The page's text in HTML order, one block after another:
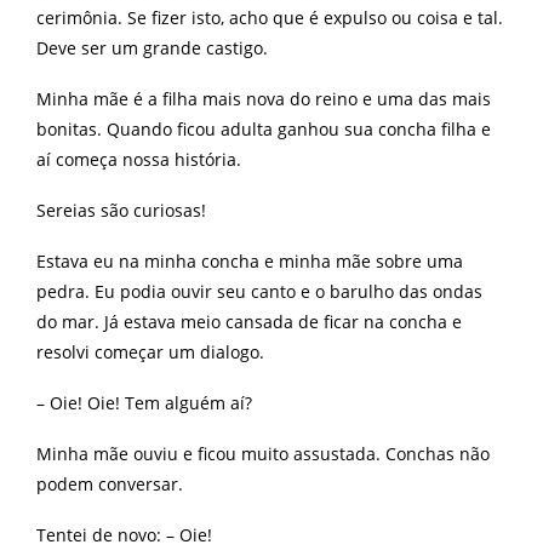
cerimônia. Se fizer isto, acho que é expulso ou coisa e tal.
Deve ser um grande castigo.
Minha mãe é a filha mais nova do reino e uma das mais
bonitas. Quando ficou adulta ganhou sua concha filha e
aí começa nossa história.
Sereias são curiosas!
Estava eu na minha concha e minha mãe sobre uma
pedra. Eu podia ouvir seu canto e o barulho das ondas
do mar. Já estava meio cansada de ficar na concha e
resolvi começar um dialogo.
– Oie! Oie! Tem alguém aí?
Minha mãe ouviu e ficou muito assustada. Conchas não
podem conversar.
Tentei de novo: – Oie!